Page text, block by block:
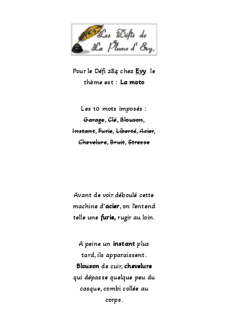
Pour le Défi 284 chezEvy le
thème est : La moto
Les 10 mots imposés :
Garage,Clé,Blouson,
Instant,Furie,Liberté,Acier,
Chevelure,Bruit,Stresse
Avant de voir déboulé cette
machine d’acier, on l’entend
telle une furie,rugir au loin.
A peine un instant plus
tard, ils apparaissent.
Blouson de cuir,chevelure
qui dépasse quelque peu du
casque, combi collée au
corps.